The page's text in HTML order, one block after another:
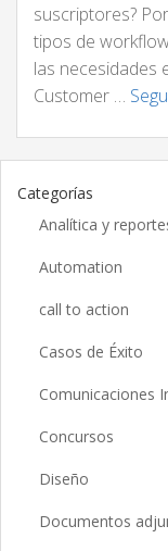
suscriptores?
tipos de
las necesidades
Customer …
Categorías
Analítica y
Automation
call to action
Casos de Éxito
Comunicaciones
Concursos
Diseño
Documentos